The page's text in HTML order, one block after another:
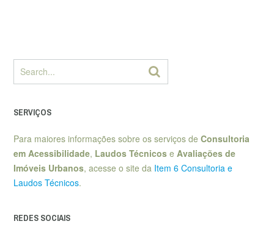
SERVIÇOS
Para maiores informações sobre os serviços de Consultoria
em Acessibilidade, Laudos Técnicos e Avaliações de
Imóveis Urbanos, acesse o site da Item 6 Consultoria e
Laudos Técnicos.
REDES SOCIAIS